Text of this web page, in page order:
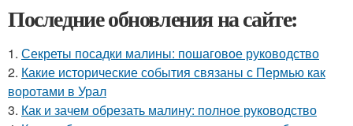
Последние обновления на сайте:
1. Секреты посадки малины: пошаговое руководство
2. Какие исторические события связаны с Пермью как
воротами в Урал
3. Как и зачем обрезать малину: полное руководство